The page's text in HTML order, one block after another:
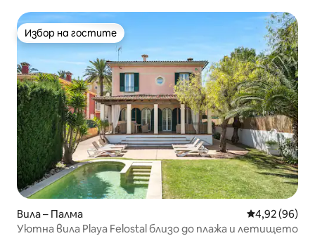
Избор на гостите
Избор на гостите
Вила – Палма Средна
4,92 (96)
Уютна вила Playa Felostal близо до плажа и летището